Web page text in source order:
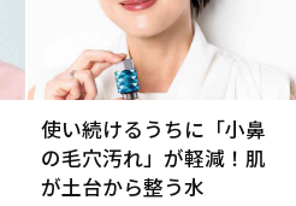
使い続けるうちに「小鼻
の毛穴汚れ」が軽減！肌
が土台から整う水